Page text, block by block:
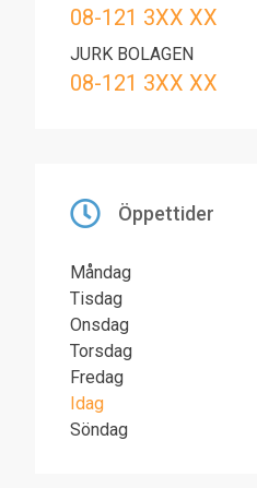
08-121 3XX XX
JURK BOLAGEN
08-121 3XX XX
Öppettider
Måndag
Tisdag
Onsdag
Torsdag
Fredag
Idag
Söndag